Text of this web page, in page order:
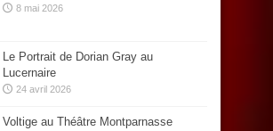
8 mai 2026
Le Portrait de Dorian Gray au
Lucernaire
24 avril 2026
Voltige au Théâtre Montparnasse